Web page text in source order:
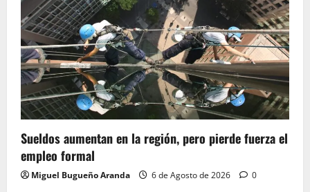
Sueldos aumentan en la región, pero pierde fuerza el
empleo formal
Miguel Bugueño Aranda 6 de Agosto de 2026 0